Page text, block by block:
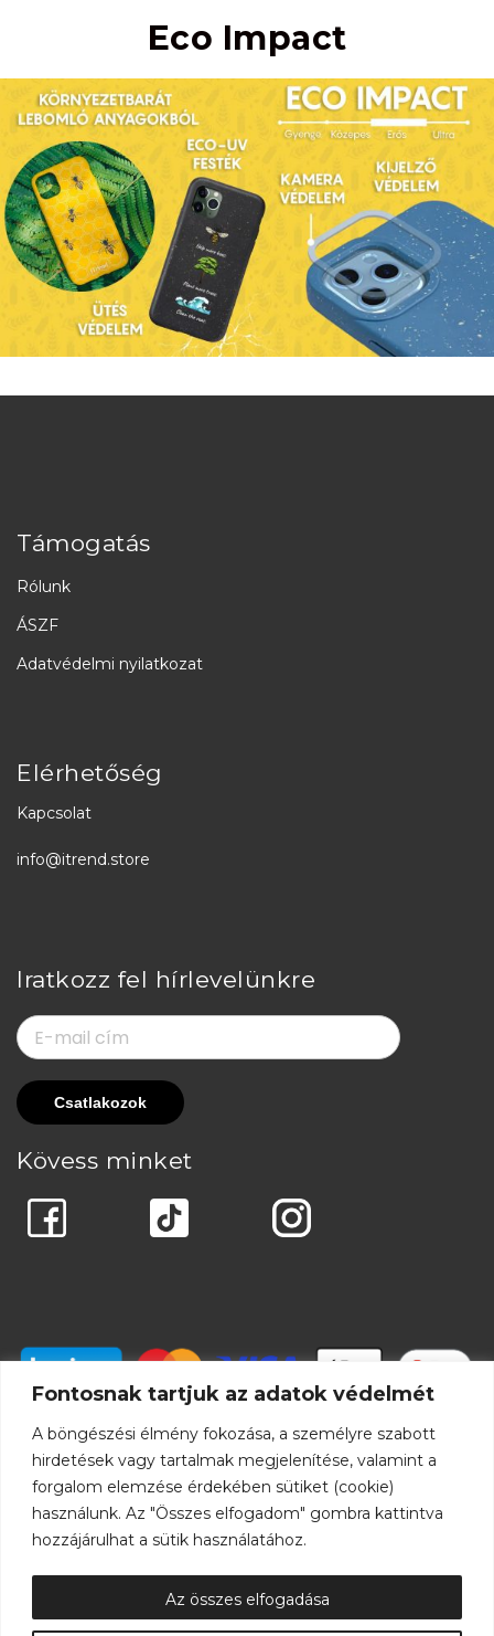
Fontosnak tartjuk az adatok védelmét
A böngészési élmény fokozása, a személyre szabott
hirdetések vagy tartalmak megjelenítése, valamint a
forgalom elemzése érdekében sütiket (cookie)
használunk. Az "Összes elfogadom" gombra kattintva
hozzájárulhat a sütik használatához.
Az összes elfogadása
Eco Impact
Támogatás
Rólunk
ÁSZF
Adatvédelmi nyilatkozat
Elérhetőség
Kapcsolat
info@itrend.store
Iratkozz fel hírlevelünkre
Kövess minket